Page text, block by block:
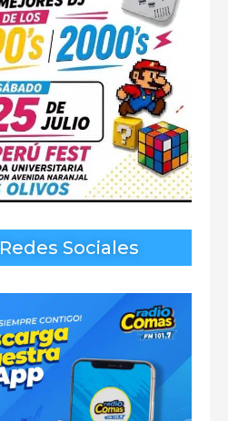
Sociales